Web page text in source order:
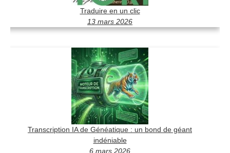
Traduire en un clic
13 mars 2026
Transcription IA de Généatique : un bond de géant
indéniable
6 mars 2026